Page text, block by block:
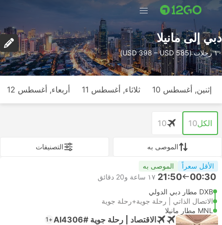
دبي إلى مانيلا
١٠ رحلات (USD 398 – USD 585)
إثنين, أغسطس 10 ثلاثاء, أغسطس 11 أربعاء, أغسطس 12
الكل10
10
الموصى به التصنيفات
الأقل سعراً الموصى به
00:30
21:50 ١٧ ساعة و‫20 دقائق
DXB مطار دبي الدولي
الاتصال الذاتي | رحلة جوية+رحلة جوية
MNL مطار مانيلا
الاقتصاد | رحلة جوية #AI4306 +1